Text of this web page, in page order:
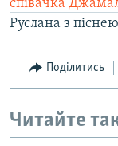
співачка
Руслана з
Поділитись
Читайте